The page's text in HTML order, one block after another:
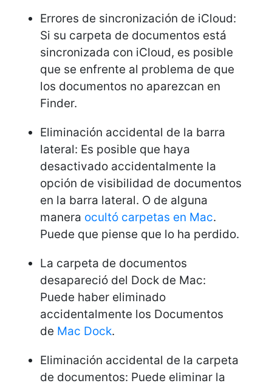
Errores de sincronización de iCloud:
Si su carpeta de documentos está
sincronizada con iCloud, es posible
que se enfrente al problema de que
los documentos no aparezcan en
Finder.
Eliminación accidental de la barra
lateral: Es posible que haya
desactivado accidentalmente la
opción de visibilidad de documentos
en la barra lateral. O de alguna
manera ocultó carpetas en Mac.
Puede que piense que lo ha perdido.
La carpeta de documentos
desapareció del Dock de Mac:
Puede haber eliminado
accidentalmente los Documentos
de Mac Dock.
Eliminación accidental de la carpeta
de documentos: Puede eliminar la